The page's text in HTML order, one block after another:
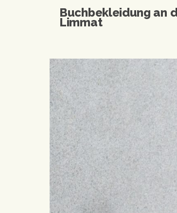
Buchbekleidung an
Limmat